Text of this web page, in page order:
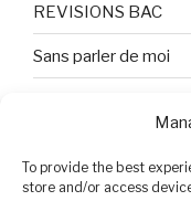
To provide the best
store and/or access
REVISIONS BAC
Sans parler de moi
Tristesse et attente